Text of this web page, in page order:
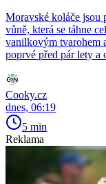
Moravské koláče jsou
vůně, která se táhne
vanilkovým tvarohem
poprvé před pár lety a
Cooky.cz
dnes, 06:19
5 min
Reklama